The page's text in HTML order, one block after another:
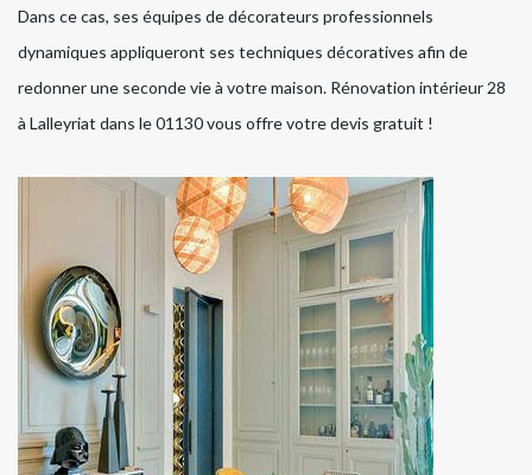
Dans ce cas, ses équipes de décorateurs professionnels
dynamiques appliqueront ses techniques décoratives afin de
redonner une seconde vie à votre maison. Rénovation intérieur 28
à Lalleyriat dans le 01130 vous offre votre devis gratuit !